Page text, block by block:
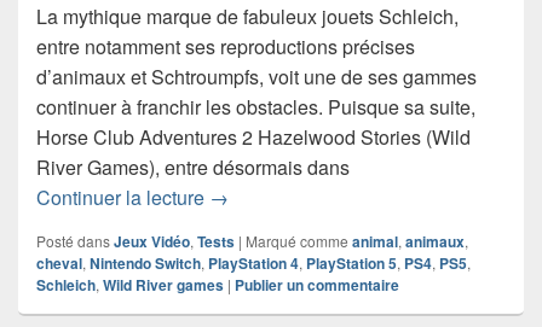
La mythique marque de fabuleux jouets Schleich,
entre notamment ses reproductions précises
d’animaux et Schtroumpfs, voit une de ses gammes
continuer à franchir les obstacles. Puisque sa suite,
Horse Club Adventures 2 Hazelwood Stories (Wild
River Games), entre désormais dans
Continuer la lecture Chronique Jeu Vidéo Horse Club
→
Posté dansJeux Vidéo, Tests | Marqué comme animal, animaux,
cheval, Nintendo Switch, PlayStation 4, PlayStation 5, PS4, PS5,
Schleich, Wild River games | Publier un commentaire